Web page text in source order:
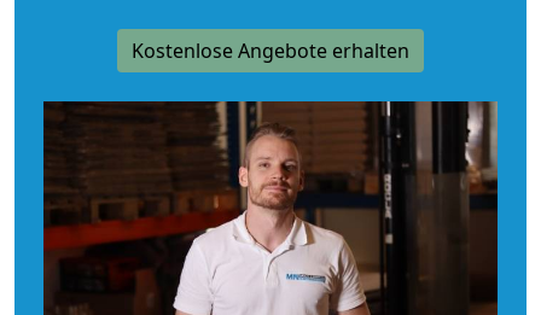
Kostenlose Angebote erhalten